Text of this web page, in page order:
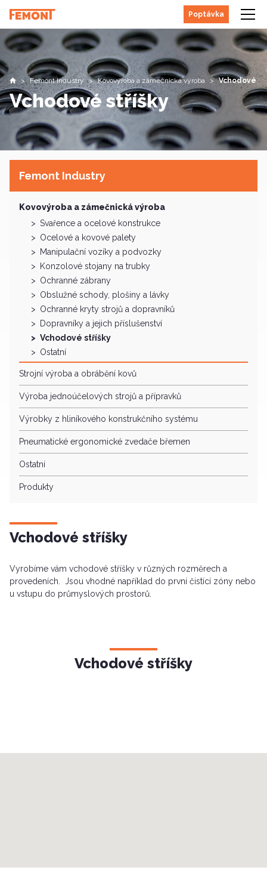
Poptávka
Úvodní stránka
Femont Industry Kovovýroba a zámečnická výroba Vchodové
Vchodové stříšky
Femont Industry
Kovovýroba a zámečnická výroba
Svařence a ocelové konstrukce
Ocelové a kovové palety
Manipulační vozíky a podvozky
Konzolové stojany na trubky
Ochranné zábrany
Obslužné schody, plošiny a lávky
Ochranné kryty strojů a dopravníků
Dopravníky a jejich příslušenství
Vchodové stříšky
Ostatní
Strojní výroba a obrábění kovů
Výroba jednoúčelových strojů a přípravků
Výrobky z hliníkového konstrukčního systému
Pneumatické ergonomické zvedače břemen
Ostatní
Produkty
Vchodové stříšky
Vyrobíme vám vchodové stříšky v různých rozměrech a
provedeních. Jsou vhodné například do první čistící zóny nebo
u vstupu do průmyslových prostorů.
Vchodové stříšky